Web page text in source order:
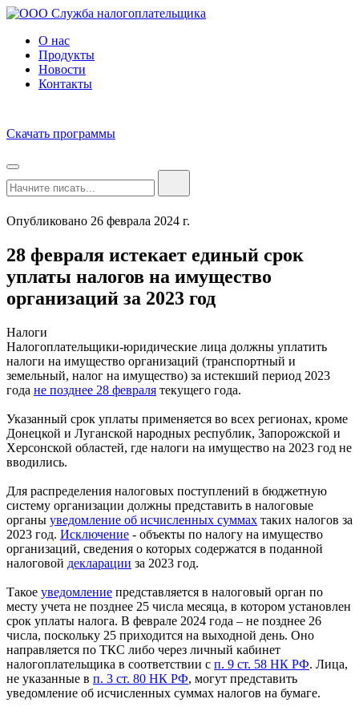
О нас
Продукты
Новости
Контакты
Скачать программы
Опубликовано 26 феврала 2024 г.
28 февраля истекает единый срок
уплаты налогов на имущество
организаций за 2023 год
Налоги
Налогоплательщики-юридические лица должны уплатить
налоги на имущество организаций (транспортный и
земельный, налог на имущество) за истекший период 2023
года не позднее 28 февраля текущего года.
Указанный срок уплаты применяется во всех регионах, кроме
Донецкой и Луганской народных республик, Запорожской и
Херсонской областей, где налоги на имущество на 2023 год не
вводились.
Для распределения налоговых поступлений в бюджетную
систему организации должны представить в налоговые
органы уведомление об исчисленных суммах таких налогов за
2023 год. Исключение - объекты по налогу на имущество
организаций, сведения о которых содержатся в поданной
налоговой декларации за 2023 год.
Такое уведомление представляется в налоговый орган по
месту учета не позднее 25 числа месяца, в котором установлен
срок уплаты налога. В феврале 2024 года – не позднее 26
числа, поскольку 25 приходится на выходной день. Оно
направляется по ТКС либо через личный кабинет
налогоплательщика в соответствии с п. 9 ст. 58 НК РФ. Лица,
не указанные в п. 3 ст. 80 НК РФ, могут представить
уведомление об исчисленных суммах налогов на бумаге.